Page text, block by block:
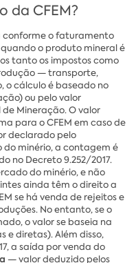
da CFEM?
conforme o faturamento
o produto mineral é
tanto os impostos como
— transporte,
o cálculo é baseado no
ou pelo valor
Mineração. O valor
para o CFEM em caso de
declarado pelo
do minério, a contagem é
no Decreto 9.252/2017.
do minério, e não
ainda têm o direito a
se há venda de rejeitos e
No entanto, se o
o valor se baseia na
e diretas). Além disso,
a saída por venda do
— valor deduzido pelos